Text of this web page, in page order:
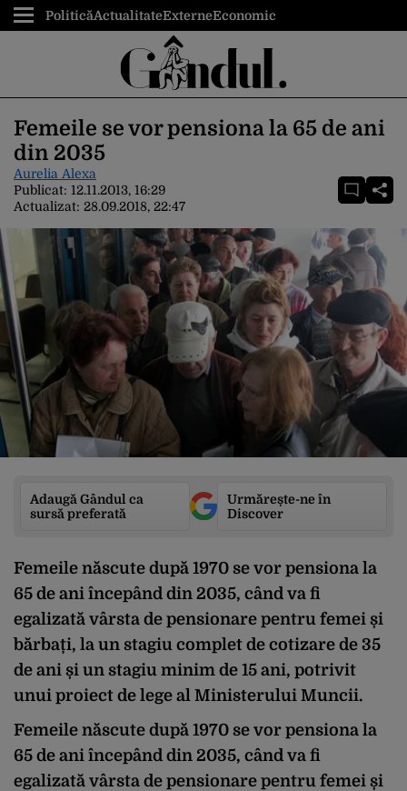
PoliticăActualitateExterneEconomic
Femeile se vor pensiona la 65 de ani
din 2035
Aurelia Alexa
Publicat: 12.11.2013, 16:29
Actualizat: 28.09.2018, 22:47
Adaugă Gândul ca
sursă preferată
Urmărește-ne în
Discover
Femeile născute după 1970 se vor pensiona la
65 de ani începând din 2035, când va fi
egalizată vârsta de pensionare pentru femei și
bărbați, la un stagiu complet de cotizare de 35
de ani și un stagiu minim de 15 ani, potrivit
unui proiect de lege al Ministerului Muncii.
Femeile născute după 1970 se vor pensiona la
65 de ani începând din 2035, când va fi
egalizată vârsta de pensionare pentru femei și